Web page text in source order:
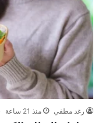
رغد مطفي منذ 21 ساعة